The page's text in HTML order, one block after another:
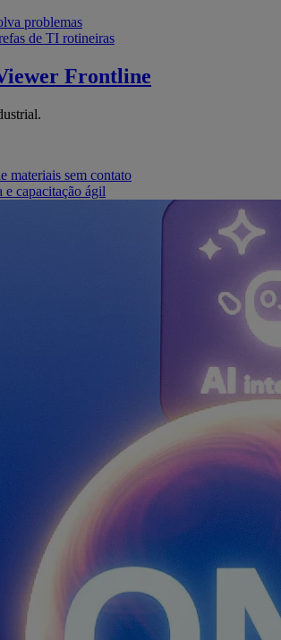
problemas
de TI rotineiras
Frontline
materiais sem contato
e capacitação ágil